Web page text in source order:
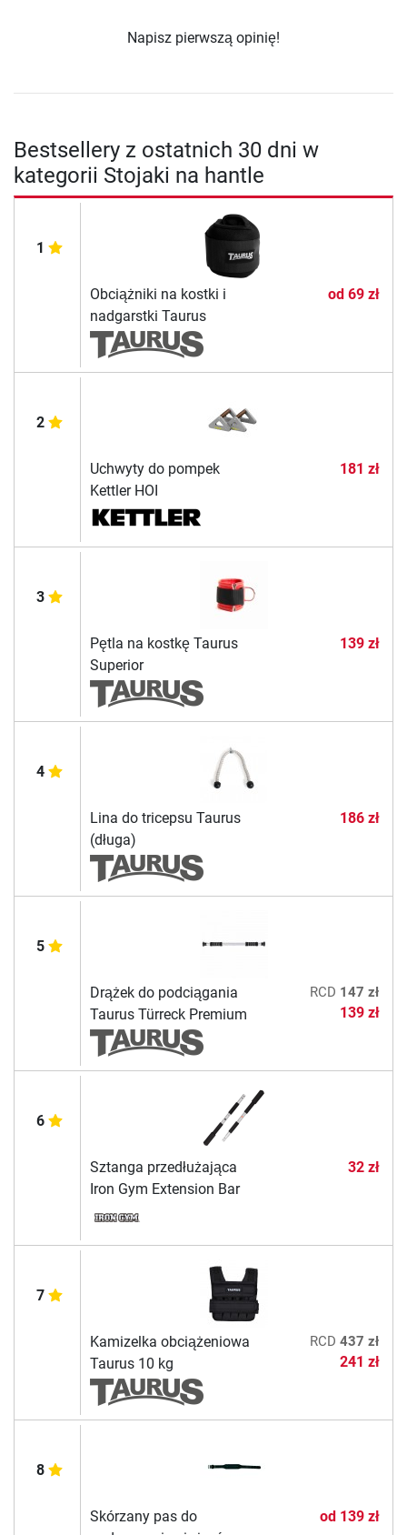
Napisz pierwszą opinię!
Bestsellery z ostatnich 30 dni w
kategorii Stojaki na hantle
1
Obciążniki na kostki i
nadgarstki Taurus
od 69 zł
2
Uchwyty do pompek
Kettler HOI
181 zł
3
Pętla na kostkę Taurus
Superior
139 zł
4
Lina do tricepsu Taurus
(długa)
186 zł
5
Drążek do podciągania
Taurus Türreck Premium
RCD 147 zł
139 zł
6
Sztanga przedłużająca
Iron Gym Extension Bar
32 zł
7
Kamizelka obciążeniowa
Taurus 10 kg
RCD 437 zł
241 zł
8
Skórzany pas do
od 139 zł